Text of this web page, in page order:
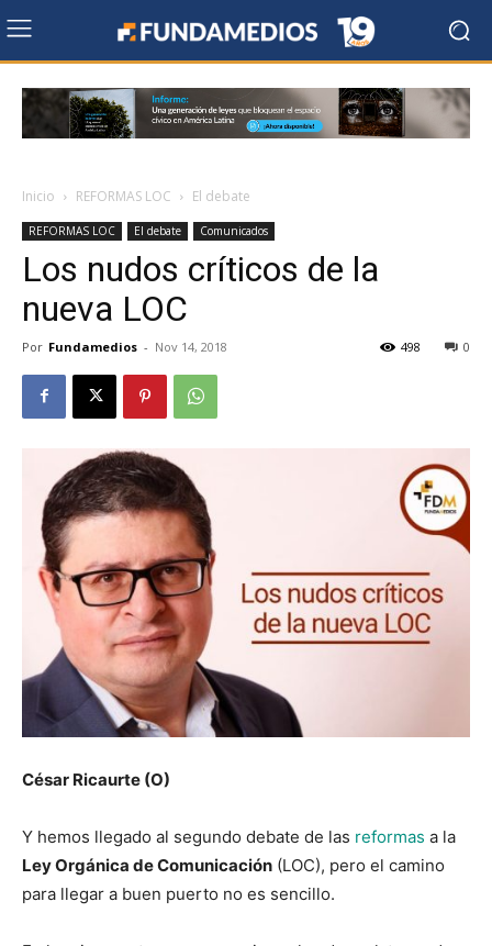
Inicio REFORMAS LOC El debate
REFORMAS LOC El debate Comunicados
Los nudos críticos de la
nueva LOC
Por Fundamedios - Nov 14, 2018 0
498
César Ricaurte (O)
Y hemos llegado al segundo debate de las reformas a la
Ley Orgánica de Comunicación (LOC), pero el camino
para llegar a buen puerto no es sencillo.